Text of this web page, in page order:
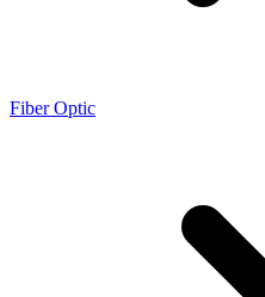
Fiber Optic